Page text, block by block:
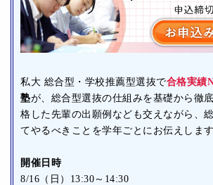
私大 総合型・学校推薦型選抜で合格実績
塾が、総合型選抜の仕組みを基礎から徹
格した先輩の出願例なども交えながら、
てやるべきことを学年ごとにお伝えします
開催日時
8/16（日）13:30～14:30